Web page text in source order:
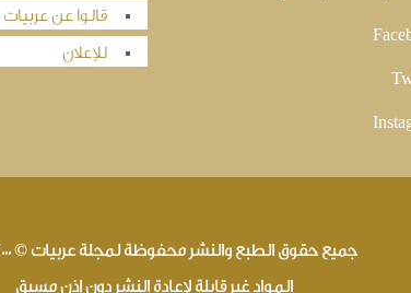
قالوا عن عربيات
للإعلان
جميع حقوق الطبع والنشر محفوظة لمجلة عربيات © 2000 - 2020
المواد غير قابلة لإعادة النشر دون إذن مسبق